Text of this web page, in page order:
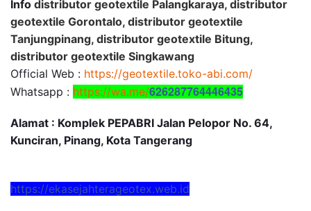
Info distributor geotextile Palangkaraya, distributor
geotextile Gorontalo, distributor geotextile
Tanjungpinang, distributor geotextile Bitung,
distributor geotextile Singkawang
Official Web : https://geotextile.toko-abi.com/
Whatsapp : https://wa.me/626287764446435
Alamat : Komplek PEPABRI Jalan Pelopor No. 64,
Kunciran, Pinang, Kota Tangerang
https://ekasejahterageotex.web.id